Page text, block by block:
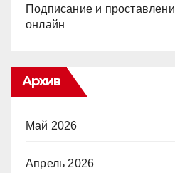
Подписание и
онлайн
Архив
Май 2026
Апрель 2026